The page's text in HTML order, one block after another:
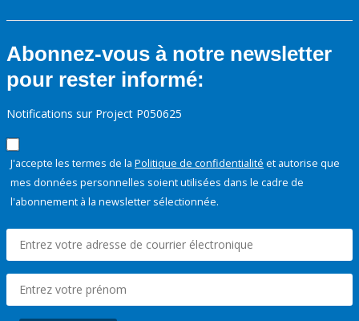
Abonnez-vous à notre newsletter
pour rester informé:
Notifications sur Project P050625
J'accepte les termes de la Politique de confidentialité et autorise que
mes données personnelles soient utilisées dans le cadre de
l'abonnement à la newsletter sélectionnée.